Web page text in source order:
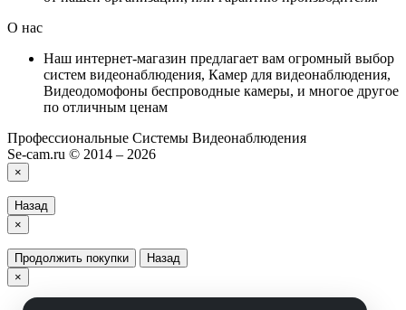
О нас
Наш интернет-магазин предлагает вам огромный выбор
систем видеонаблюдения, Камер для видеонаблюдения,
Видеодомофоны беспроводные камеры, и многое другое
по отличным ценам
Профессиональные Системы Видеонаблюдения
Se-cam.ru © 2014 – 2026
×
Назад
×
Продолжить покупки
Назад
×